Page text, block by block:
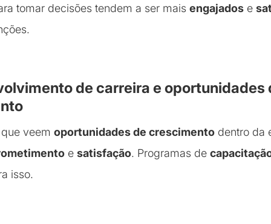
tomar decisões tendem a ser mais engajados e
de carreira e oportunidades
veem oportunidades de crescimento dentro da
e satisfação. Programas de
isso.